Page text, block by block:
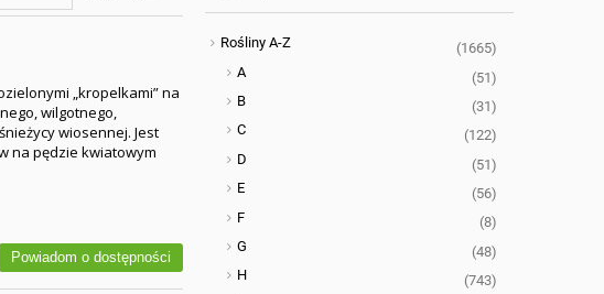
„kropelkami” na
wilgotnego,
śnieżycy wiosennej. Jest
na pędzie kwiatowym
Powiadom o dostępności
Rośliny A-Z
(1665)
A
(51)
B
(31)
C
(122)
D
(51)
E
(56)
F
(8)
G
(48)
H
(743)